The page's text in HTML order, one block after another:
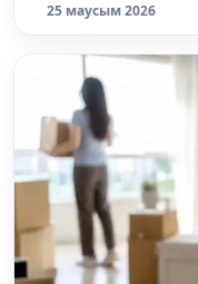
25 маусым 2026